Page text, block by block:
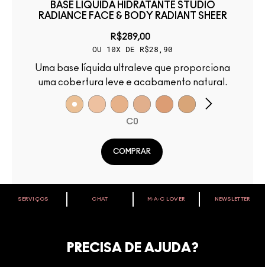
BASE LÍQUIDA HIDRATANTE STUDIO
RADIANCE FACE & BODY RADIANT SHEER
R$289,00
OU 10X DE R$28,90
Uma base líquida ultraleve que proporciona
uma cobertura leve e acabamento natural.
C0
COMPRAR
VOCÊ É M·A·C LOVER?
começando com 10% de desconto na sua próxima compra.
SERVIÇOS CHAT M∙A∙C LOVER NEWSLETTER
PRECISA DE AJUDA?